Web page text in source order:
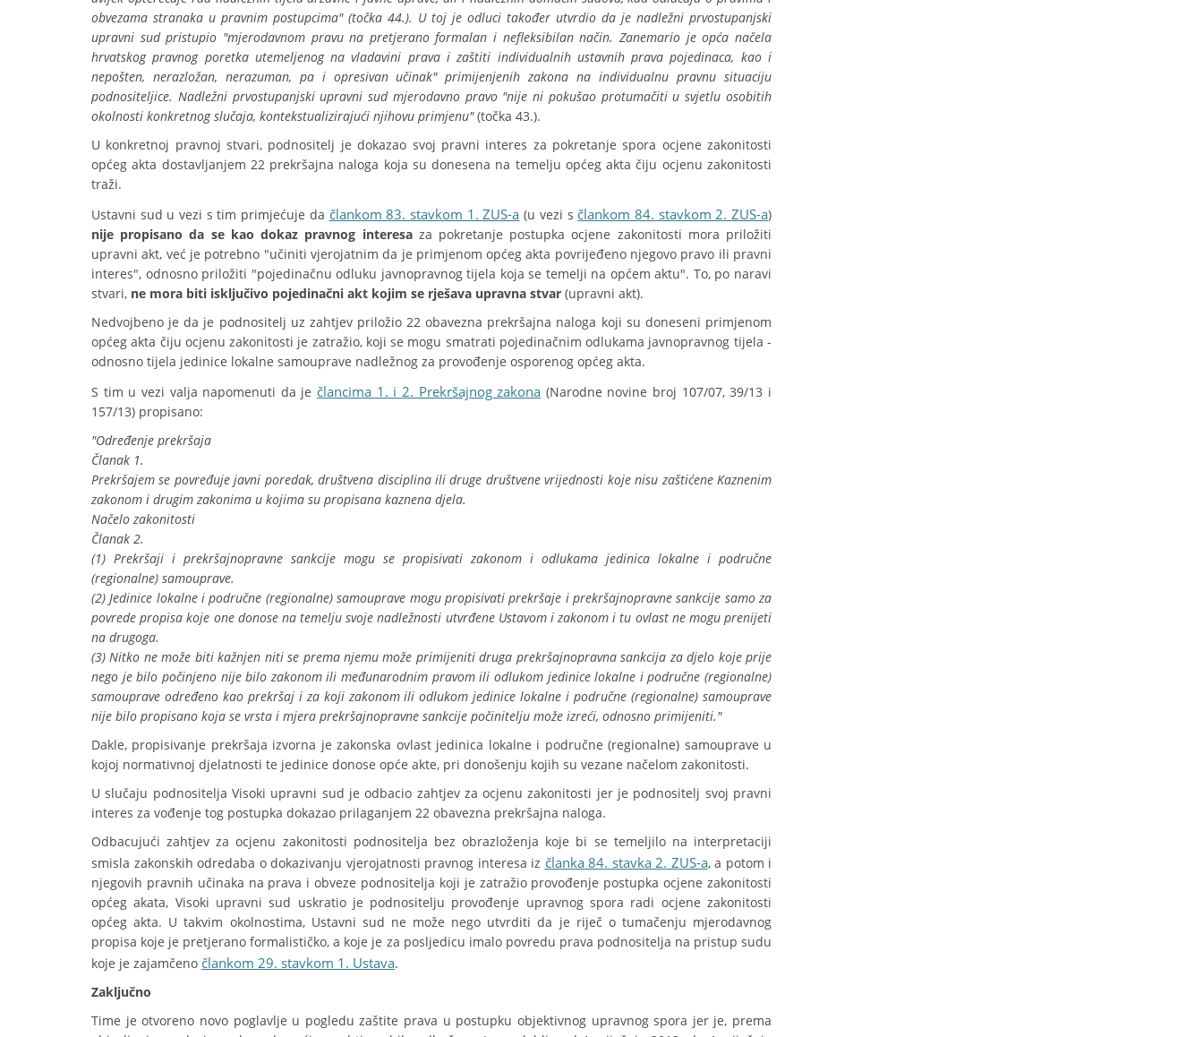
obvezama stranaka u pravnim postupcima" (točka 44.). U toj je odluci također utvrdio da je nadležni prvostupanjski
upravni sud pristupio "mjerodavnom pravu na pretjerano formalan i nefleksibilan način. Zanemario je opća načela
hrvatskog pravnog poretka utemeljenog na vladavini prava i zaštiti individualnih ustavnih prava pojedinaca, kao i
nepošten, nerazložan, nerazuman, pa i opresivan učinak" primijenjenih zakona na individualnu pravnu situaciju
podnositeljice. Nadležni prvostupanjski upravni sud mjerodavno pravo "nije ni pokušao protumačiti u svjetlu osobitih
okolnosti konkretnog slučaja, kontekstualizirajući njihovu primjenu"(točka 43.).
U konkretnoj pravnoj stvari, podnositelj je dokazao svoj pravni interes za pokretanje spora ocjene zakonitosti
općeg akta dostavljanjem 22 prekršajna naloga koja su donesena na temelju općeg akta čiju ocjenu zakonitosti
traži.
Ustavni sud u vezi s tim primjećuje da člankom 83. stavkom 1. ZUS-a (u vezi s člankom 84. stavkom 2. ZUS-a)
nije propisano da se kao dokaz pravnog interesaza pokretanje postupka ocjene zakonitosti mora priložiti
upravni akt, već je potrebno "učiniti vjerojatnim da je primjenom općeg akta povrijeđeno njegovo pravo ili pravni
interes", odnosno priložiti "pojedinačnu odluku javnopravnog tijela koja se temelji na općem aktu". To, po naravi
stvari, ne mora biti isključivo pojedinačni akt kojim se rješava upravna stvar (upravni akt).
Nedvojbeno je da je podnositelj uz zahtjev priložio 22 obavezna prekršajna naloga koji su doneseni primjenom
općeg akta čiju ocjenu zakonitosti je zatražio, koji se mogu smatrati pojedinačnim odlukama javnopravnog tijela -
odnosno tijela jedinice lokalne samouprave nadležnog za provođenje osporenog općeg akta.
S tim u vezi valja napomenuti da je člancima 1. i 2. Prekršajnog zakona (Narodne novine broj 107/07, 39/13 i
157/13) propisano:
"Određenje prekršaja
Članak 1.
Prekršajem se povređuje javni poredak, društvena disciplina ili druge društvene vrijednosti koje nisu zaštićene Kaznenim
zakonom i drugim zakonima u kojima su propisana kaznena djela.
Načelo zakonitosti
Članak 2.
(1) Prekršaji i prekršajnopravne sankcije mogu se propisivati zakonom i odlukama jedinica lokalne i područne
(regionalne) samouprave.
(2) Jedinice lokalne i područne (regionalne) samouprave mogu propisivati prekršaje i prekršajnopravne sankcije samo za
povrede propisa koje one donose na temelju svoje nadležnosti utvrđene Ustavom i zakonom i tu ovlast ne mogu prenijeti
na drugoga.
(3) Nitko ne može biti kažnjen niti se prema njemu može primijeniti druga prekršajnopravna sankcija za djelo koje prije
nego je bilo počinjeno nije bilo zakonom ili međunarodnim pravom ili odlukom jedinice lokalne i područne (regionalne)
samouprave određeno kao prekršaj i za koji zakonom ili odlukom jedinice lokalne i područne (regionalne) samouprave
nije bilo propisano koja se vrsta i mjera prekršajnopravne sankcije počinitelju može izreći, odnosno primijeniti."
Dakle, propisivanje prekršaja izvorna je zakonska ovlast jedinica lokalne i područne (regionalne) samouprave u
kojoj normativnoj djelatnosti te jedinice donose opće akte, pri donošenju kojih su vezane načelom zakonitosti.
U slučaju podnositelja Visoki upravni sud je odbacio zahtjev za ocjenu zakonitosti jer je podnositelj svoj pravni
interes za vođenje tog postupka dokazao prilaganjem 22 obavezna prekršajna naloga.
Odbacujući zahtjev za ocjenu zakonitosti podnositelja bez obrazloženja koje bi se temeljilo na interpretaciji
smisla zakonskih odredaba o dokazivanju vjerojatnosti pravnog interesa iz članka 84. stavka 2. ZUS-a, a potom i
njegovih pravnih učinaka na prava i obveze podnositelja koji je zatražio provođenje postupka ocjene zakonitosti
općeg akata, Visoki upravni sud uskratio je podnositelju provođenje upravnog spora radi ocjene zakonitosti
općeg akta. U takvim okolnostima, Ustavni sud ne može nego utvrditi da je riječ o tumačenju mjerodavnog
propisa koje je pretjerano formalističko, a koje je za posljedicu imalo povredu prava podnositelja na pristup sudu
koje je zajamčeno člankom 29. stavkom 1. Ustava.
Zaključno
Time je otvoreno novo poglavlje u pogledu zaštite prava u postupku objektivnog upravnog spora jer je, prema